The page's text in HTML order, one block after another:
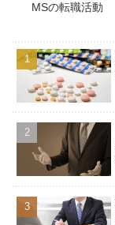
MSの転職活動